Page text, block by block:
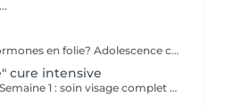
Poussée momentanée? Hormones en folie? Adolescence compliquée? Ce soin est pour vous. Le soin visage complet comprend un nettoyage en profondeur de la peau avec vapeur et extraction des comédons, un léger massage suivi de 20' de traitement. LED et un masque apaisant ou purifiant. Le soin flash est conseillé en entretien suite à un soin complet, entre 2 soins par exemple ou si acné plus tenace. Il comprend un nettoyage du visage, un léger massage et le traitement LED 20'. Pourquoi la LED? La puissance de la lumière LED bleue agit rapidement et efficacement pour éliminer l'acné, les imperfections et l'inflammation existantes, sans dessécher la peau. Elle régule également la production de sébum pour prévenir de futures éruptions cutanées, laissant votre peau claire, saine et lisse.
cure intensive
Protocole sur 4 semaines : Semaine 1 : soin visage complet + un soin flash (espacé de 2 jours minimum) Semaine 2 / 3 et 4 : 2 soins flash (espacé de 2 jours minimum) Descriptif complet : voir "Soin traitement acné"